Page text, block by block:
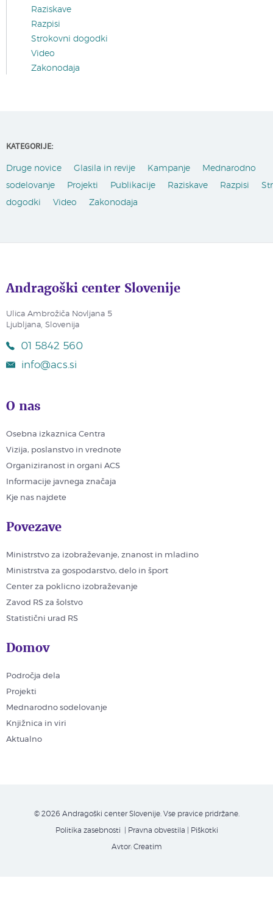
Raziskave
Razpisi
Strokovni dogodki
Video
Zakonodaja
KATEGORIJE:
Druge novice Glasila in revije Kampanje
Mednarodno
sodelovanje
Projekti Publikacije Raziskave Razpisi
dogodki
Video Zakonodaja
Andragoški center Slovenije
Ulica Ambrožiča Novljana 5
Ljubljana, Slovenija
01 5842 560
info@acs.si
O nas
Osebna izkaznica Centra
Vizija, poslanstvo in vrednote
Organiziranost in organi ACS
Informacije javnega značaja
Kje nas najdete
Povezave
Ministrstvo za izobraževanje, znanost in mladino
Ministrstva za gospodarstvo, delo in šport
Center za poklicno izobraževanje
Zavod RS za šolstvo
Statistični urad RS
Domov
Področja dela
Projekti
Mednarodno sodelovanje
Knjižnica in viri
Aktualno
© 2026 Andragoški center Slovenije. Vse pravice pridržane.
Politika zasebnosti | Pravna obvestila Piškotki
Avtor: Creatim